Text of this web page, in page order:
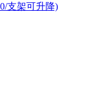
支架可升降)